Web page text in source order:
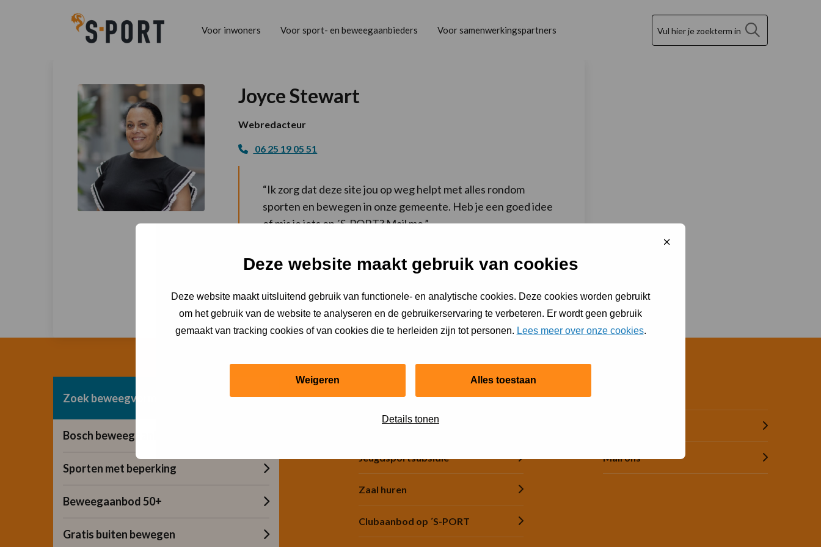
Deze website maakt gebruik van cookies
Deze website maakt uitsluitend gebruik van functionele- en analytische cookies. Deze cookies worden gebruikt
om het gebruik van de website te analyseren en de gebruikerservaring te verbeteren. Er wordt geen gebruik
gemaakt van tracking cookies of van cookies die te herleiden zijn tot personen. Lees meer over onze cookies.
Weigeren Alles toestaan
Details tonen
Sluit
Voor inwoners Voor sport- en beweegaanbieders Voor samenwerkingspartners
Joyce Stewart
Webredacteur
06 25 19 05 51
“Ik zorg dat deze site jou op weg helpt met alles rondom
sporten en bewegen in onze gemeente. Heb je een goed idee
of mis je iets op ´S-PORT? Mail me.”
Zoek beweegvorm
Bosch beweegaanbod
Sporten met beperking
Beweegaanbod 50+
Gratis buiten bewegen
Financiële hulp
Jeugdsportsubsidie
Zaal huren
Clubaanbod op ´S-PORT
Mail ons